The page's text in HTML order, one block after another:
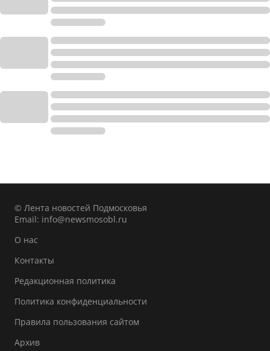
© Лента новостей Подмосковья
Email: info@newsmosobl.ru
О нас
Контакты
Редакционная политика
Политика конфиденциальности
Правила пользования сайтом
Архив